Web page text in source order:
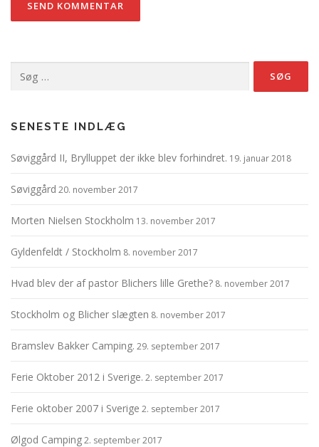
efter:
SENESTE INDLÆG
Søviggård II, Brylluppet der ikke blev forhindret. 19. januar 2018
Søviggård 20. november 2017
Morten Nielsen Stockholm 13. november 2017
Gyldenfeldt / Stockholm 8. november 2017
Hvad blev der af pastor Blichers lille Grethe? 8. november 2017
Stockholm og Blicher slægten 8. november 2017
Bramslev Bakker Camping. 29. september 2017
Ferie Oktober 2012 i Sverige. 2. september 2017
Ferie oktober 2007 i Sverige 2. september 2017
Ølgod Camping2. september 2017